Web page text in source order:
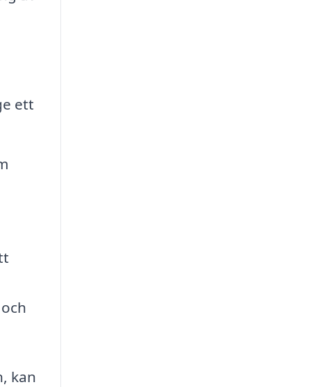
ett
kan